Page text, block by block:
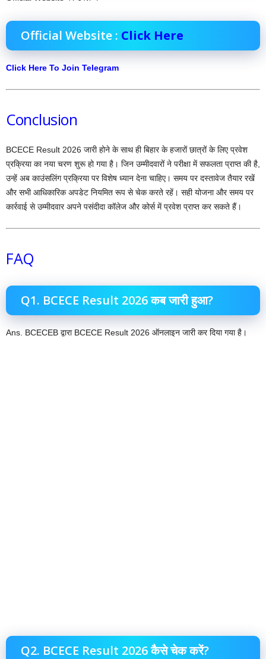
Official Website : Click Here
Click Here To Join Telegram
Conclusion
BCECE Result 2026 जारी होने के साथ ही बिहार के हजारों छात्रों के लिए प्रवेश
प्रक्रिया का नया चरण शुरू हो गया है। जिन उम्मीदवारों ने परीक्षा में सफलता प्राप्त की है,
उन्हें अब काउंसलिंग प्रक्रिया पर विशेष ध्यान देना चाहिए। समय पर दस्तावेज तैयार रखें
और सभी आधिकारिक अपडेट नियमित रूप से चेक करते रहें। सही योजना और समय पर
कार्रवाई से उम्मीदवार अपने पसंदीदा कॉलेज और कोर्स में प्रवेश प्राप्त कर सकते हैं।
FAQ
Q1. BCECE Result 2026 कब जारी हुआ?
Ans. BCECEB द्वारा BCECE Result 2026 ऑनलाइन जारी कर दिया गया है।
Q2. BCECE Result 2026 कैसे चेक करें?